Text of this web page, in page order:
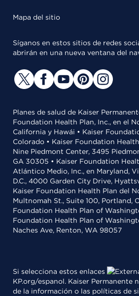
Mapa del sitio
Síganos en estos sitios de redes
abrirán en una nueva ventana del
Planes de salud de Kaiser
Foundation Health Plan, Inc., en el
California y Hawái • Kaiser
Colorado • Kaiser Foundation
Nine Piedmont Center, 3495
GA 30305 • Kaiser Foundation
Atlántico Medio, Inc., en Maryland,
D.C., 4000 Garden City Drive,
Kaiser Foundation Health Plan del
Multnomah St., Suite 100, Portland,
Foundation Health Plan of
Foundation Health Plan of
Naches Ave, Renton, WA 98057
Si selecciona estos enlaces
KP.org/espanol. Kaiser Permanente
de la información o las políticas de